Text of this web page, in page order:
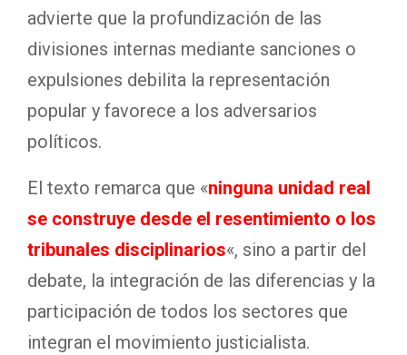
advierte que la profundización de las
divisiones internas mediante sanciones o
expulsiones debilita la representación
popular y favorece a los adversarios
políticos.
El texto remarca que «ninguna unidad real
se construye desde el resentimiento o los
tribunales disciplinarios«, sino a partir del
debate, la integración de las diferencias y la
participación de todos los sectores que
integran el movimiento justicialista.